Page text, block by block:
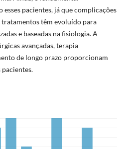
pacientes, já que complicações
têm evoluído para
e baseadas na fisiologia. A
avançadas, terapia
de longo prazo proporcionam